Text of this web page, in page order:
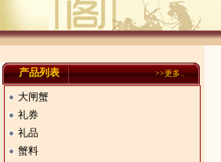
产品列表 >>更多..
大闸蟹
礼券
礼品
蟹料